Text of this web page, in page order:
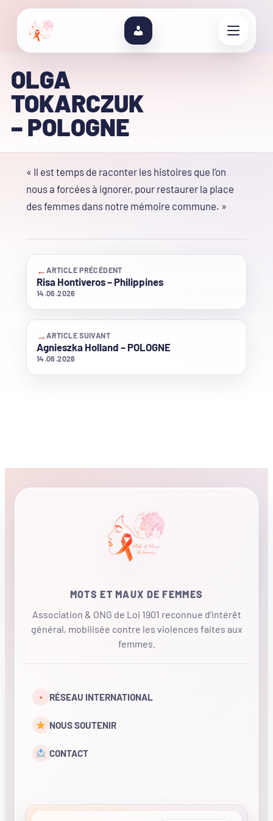
OLGA
TOKARCZUK
– POLOGNE
« Il est temps de raconter les histoires que l’on
nous a forcées à ignorer, pour restaurer la place
des femmes dans notre mémoire commune. »
←ARTICLE PRÉCÉDENT
Risa Hontiveros – Philippines
14.06.2026
→ARTICLE SUIVANT
Agnieszka Holland – POLOGNE
14.06.2026
MOTS ET MAUX DE FEMMES
Association & ONG de Loi 1901 reconnue d'intérêt
général, mobilisée contre les violences faites aux
femmes.
• RÉSEAU INTERNATIONAL
NOUS SOUTENIR
CONTACT